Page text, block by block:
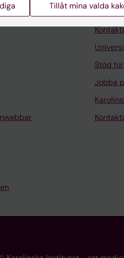
Stöd
Jobba
Tillåt mina valda